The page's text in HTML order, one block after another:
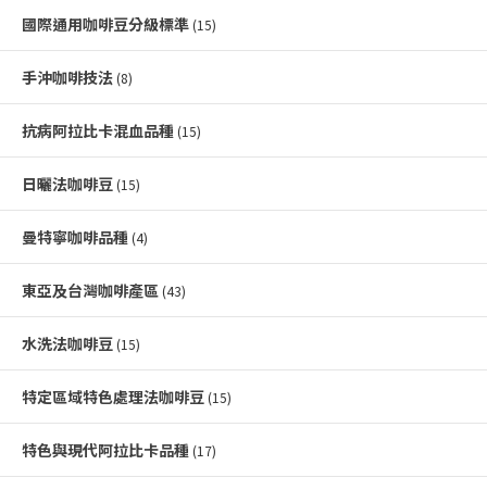
國際通用咖啡豆分級標準 (15)
手沖咖啡技法 (8)
抗病阿拉比卡混血品種 (15)
日曬法咖啡豆 (15)
曼特寧咖啡品種 (4)
東亞及台灣咖啡產區 (43)
水洗法咖啡豆 (15)
特定區域特色處理法咖啡豆 (15)
特色與現代阿拉比卡品種 (17)